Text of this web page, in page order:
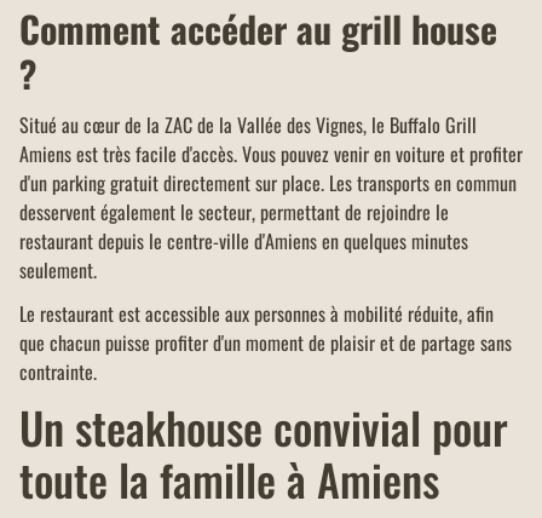
Comment accéder au grill house
?
Situé au cœur de la ZAC de la Vallée des Vignes, le Buffalo Grill
Amiens est très facile d'accès. Vous pouvez venir en voiture et profiter
d'un parking gratuit directement sur place. Les transports en commun
desservent également le secteur, permettant de rejoindre le
restaurant depuis le centre-ville d'Amiens en quelques minutes
seulement.
Le restaurant est accessible aux personnes à mobilité réduite, afin
que chacun puisse profiter d'un moment de plaisir et de partage sans
contrainte.
Un steakhouse convivial pour
toute la famille à Amiens